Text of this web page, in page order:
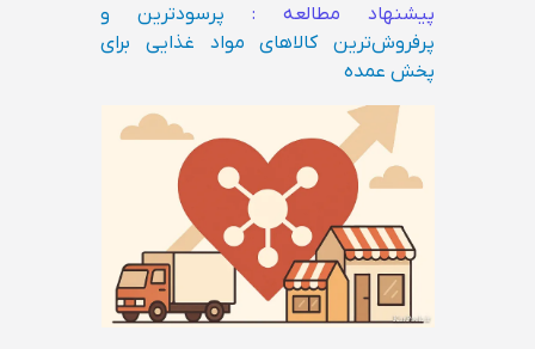
پیشنهاد مطالعه :
پرسودترین و
پرفروش‌ترین کالاهای مواد غذایی برای
پخش عمده